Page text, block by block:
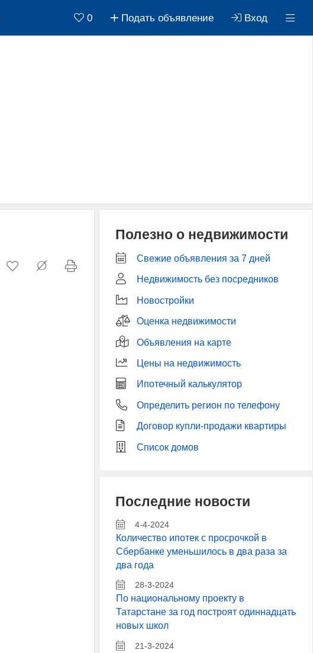
0 Подать объявление Вход
Полезно о недвижимости
Свежие объявления за 7 дней
Недвижимость без посредников
Новостройки
Оценка недвижимости
Объявления на карте
Цены на недвижимость
Ипотечный калькулятор
Определить регион по телефону
Договор купли-продажи квартиры
Список домов
Последние новости
4-4-2024
Количество ипотек с просрочкой в
Сбербанке уменьшилось в два раза за
два года
28-3-2024
По национальному проекту в
Татарстане за год построят одиннадцать
новых школ
21-3-2024